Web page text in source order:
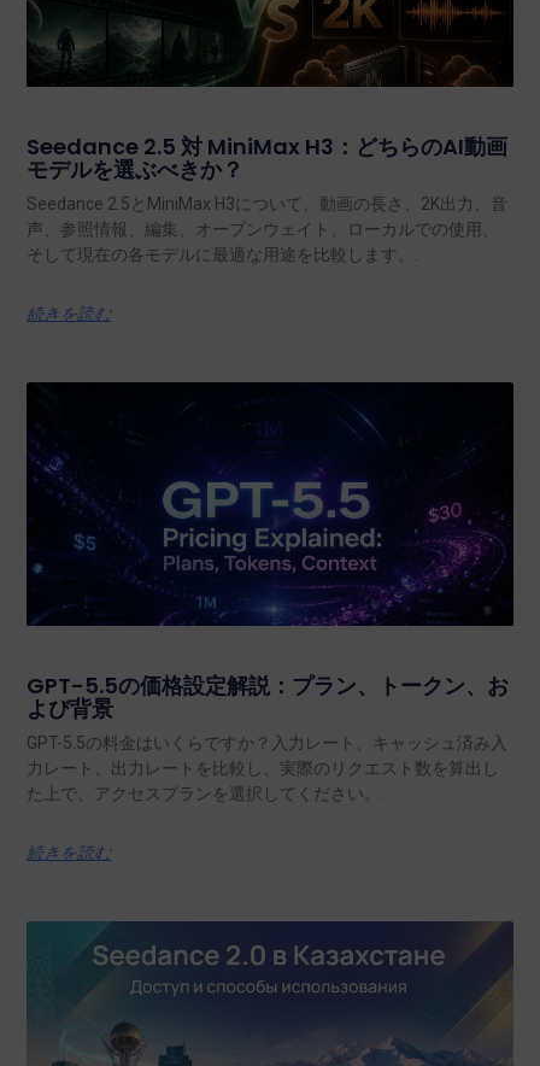
Seedance 2.5 対 MiniMax H3：どちらのAI動画
モデルを選ぶべきか？
Seedance 2.5とMiniMax H3について、動画の長さ、2K出力、音
声、参照情報、編集、オープンウェイト、ローカルでの使用、
そして現在の各モデルに最適な用途を比較します。.
続きを読む
GPT-5.5の価格設定解説：プラン、トークン、お
よび背景
GPT-5.5の料金はいくらですか？入力レート、キャッシュ済み入
力レート、出力レートを比較し、実際のリクエスト数を算出し
た上で、アクセスプランを選択してください。.
続きを読む